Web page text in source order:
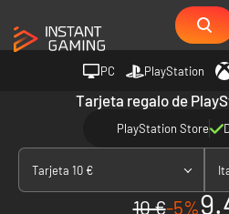
PC PlayStation
Tarjeta regalo de
PlayStation Store
Tarjeta 10 €
10 €-5%